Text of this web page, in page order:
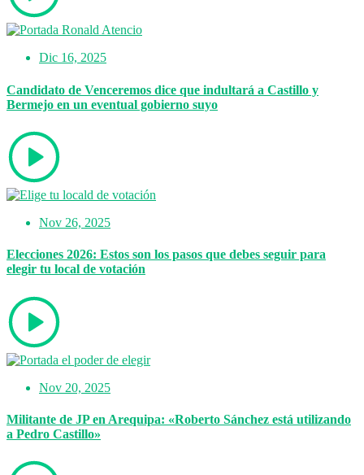
Dic 16, 2025
Candidato de Venceremos dice que indultará a Castillo y
Bermejo en un eventual gobierno suyo
Nov 26, 2025
Elecciones 2026: Estos son los pasos que debes seguir para
elegir tu local de votación
Nov 20, 2025
Militante de JP en Arequipa: «Roberto Sánchez está utilizando
a Pedro Castillo»